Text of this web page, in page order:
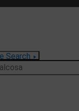
Search